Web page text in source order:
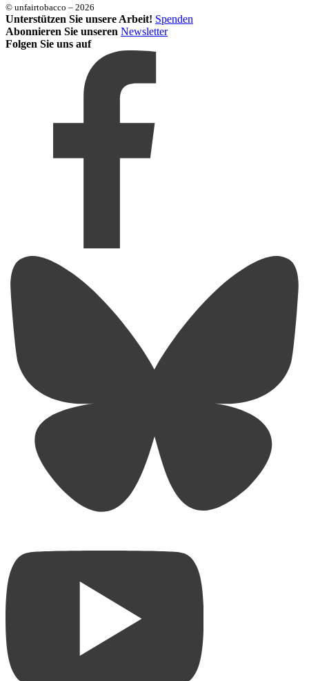
© unfairtobacco – 2026
Unterstützen Sie unsere Arbeit! Spenden
Abonnieren Sie unseren Newsletter
Folgen Sie uns auf